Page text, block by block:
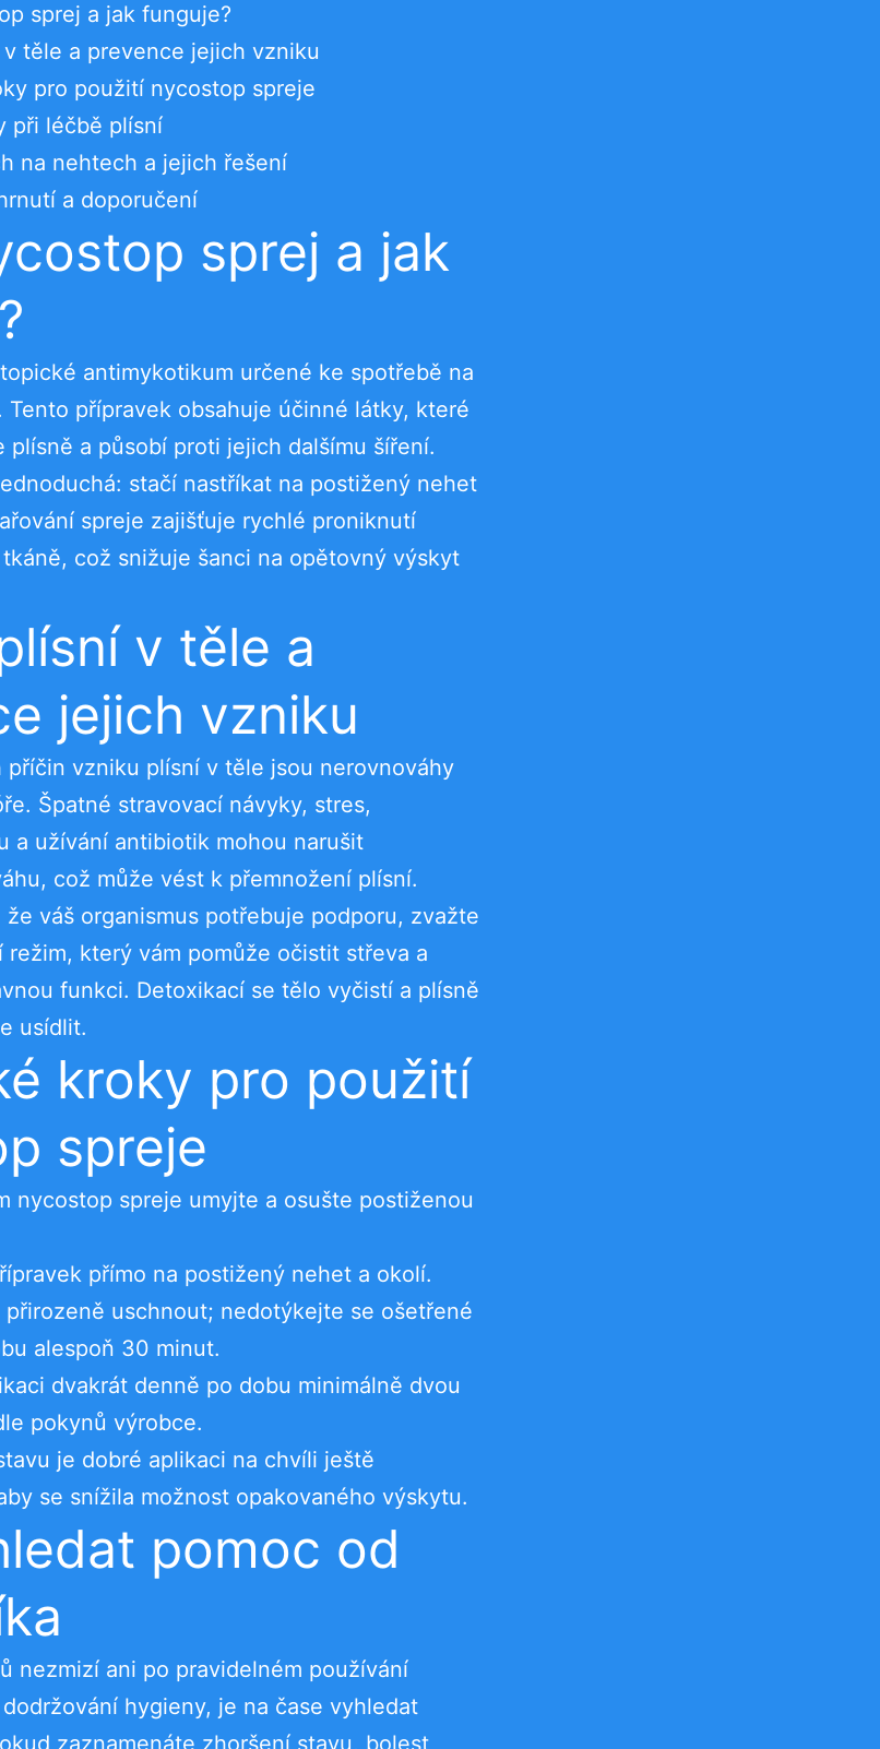
sprej a jak funguje?
těle a prevence jejich vzniku
pro použití nycostop spreje
při léčbě plísní
na nehtech a jejich řešení
a doporučení
sprej a jak
antimykotikum určené ke spotřebě na
Tento přípravek obsahuje účinné látky, které
plísně a působí proti jejich dalšímu šíření.
stačí nastříkat na postižený nehet
spreje zajišťuje rychlé proniknutí
což snižuje šanci na opětovný výskyt
v těle a
jejich vzniku
příčin vzniku plísní v těle jsou nerovnováhy
Špatné stravovací návyky, stres,
a užívání antibiotik mohou narušit
což může vést k přemnožení plísní.
váš organismus potřebuje podporu, zvažte
který vám pomůže očistit střeva a
funkci. Detoxikací se tělo vyčistí a plísně
usídlit.
kroky pro použití
spreje
nycostop spreje umyjte a osušte postiženou
přímo na postižený nehet a okolí.
přirozeně uschnout; nedotýkejte se ošetřené
alespoň 30 minut.
dvakrát denně po dobu minimálně dvou
pokynů výrobce.
je dobré aplikaci na chvíli ještě
se snížila možnost opakovaného výskytu.
pomoc od
nezmizí ani po pravidelném používání
hygieny, je na čase vyhledat
zaznamenáte zhoršení stavu, bolest